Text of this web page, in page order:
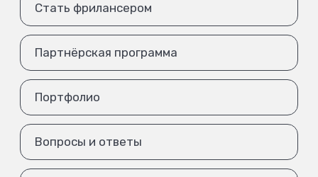
Стать фрилансером
Партнёрская программа
Портфолио
Вопросы и ответы